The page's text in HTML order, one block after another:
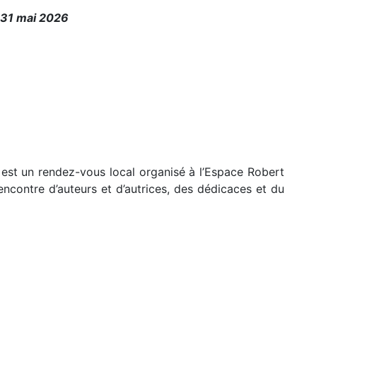
31 mai 2026
un rendez-vous local organisé à l’Espace Robert
d’auteurs et d’autrices, des dédicaces et du